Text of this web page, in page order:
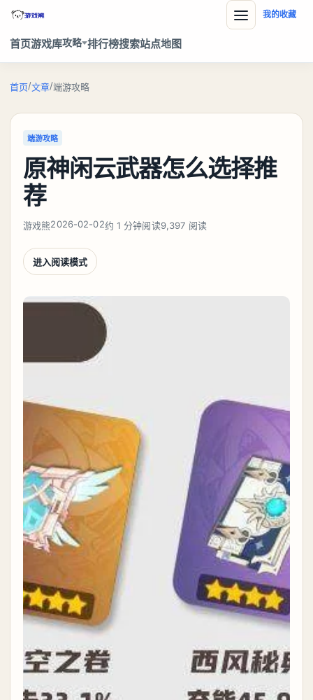
首页游戏库攻略 排行榜搜索站点地图
我的收藏
首页/文章/端游攻略
端游攻略
原神闲云武器怎么选择推
荐
游戏熊2026-02-02约 1 分钟阅读9,397 阅读
进入阅读模式